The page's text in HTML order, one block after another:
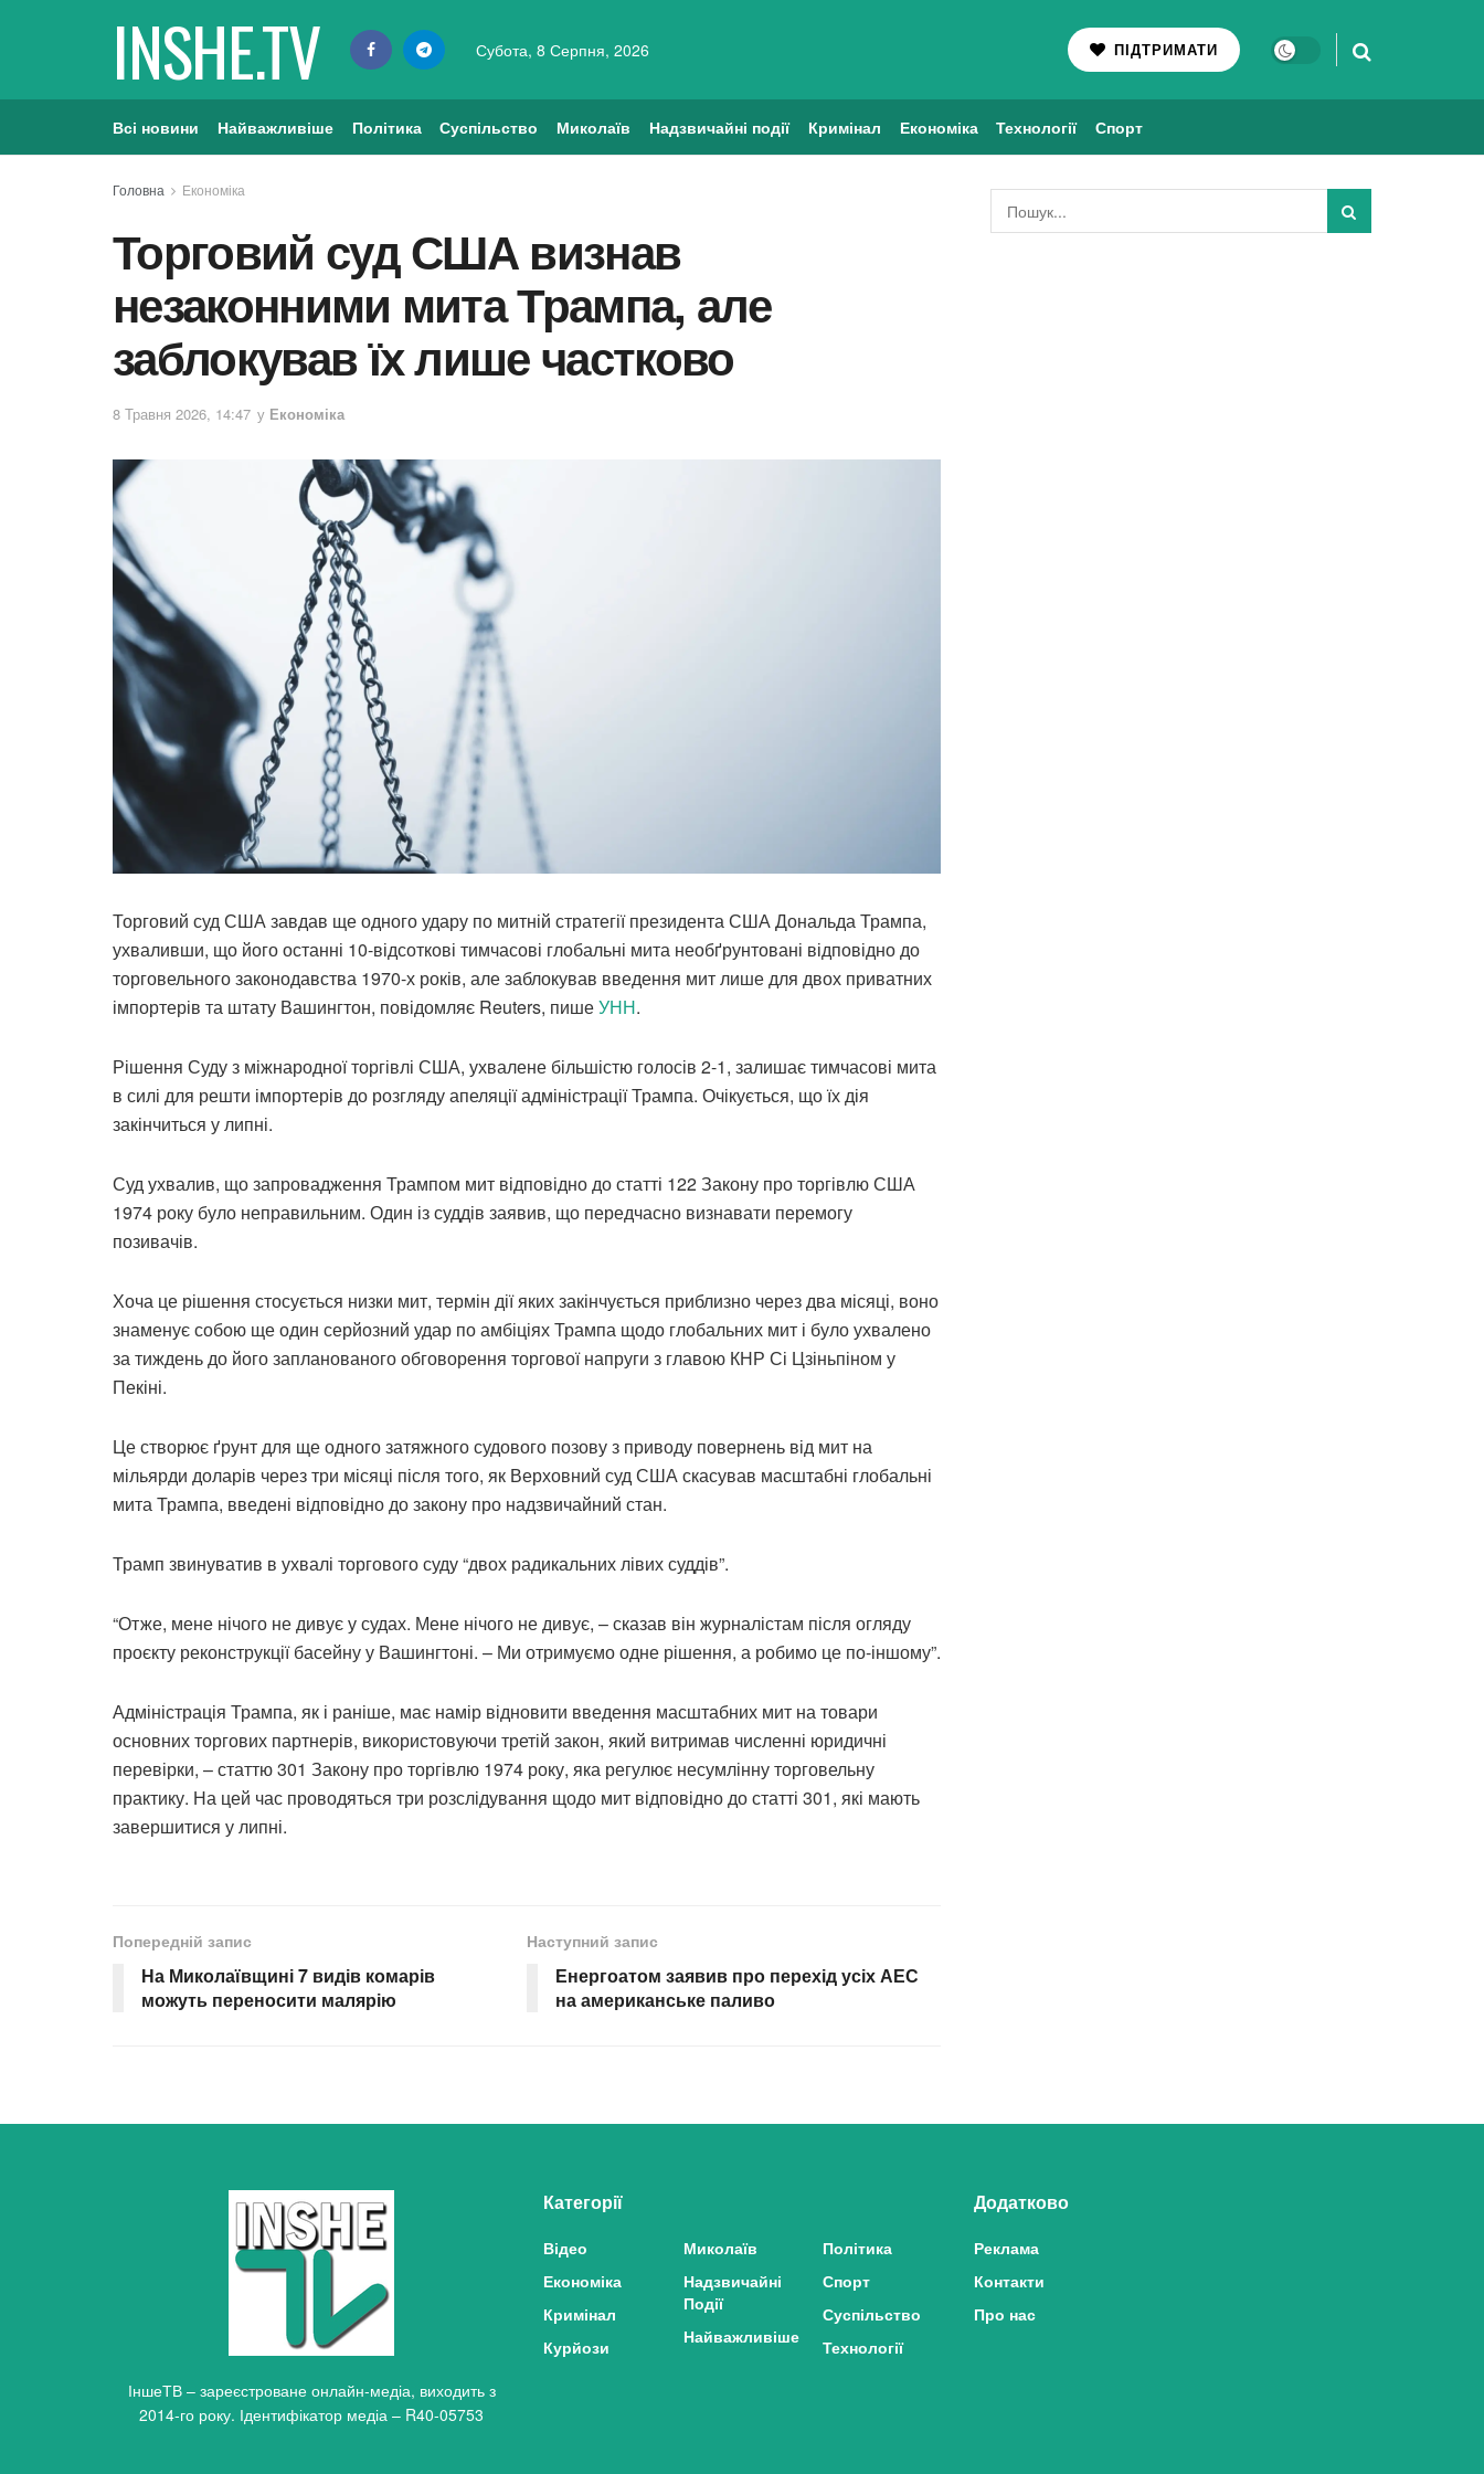
INSHE.TV Субота, 8 Серпня, 2026 ПІДТРИМАТИ
Всі новини Найважливіше Політика Суспільство Миколаїв Надзвичайні події Кримінал Економіка Технології Спорт
Головна Економіка
Торговий суд США визнав
незаконними мита Трампа, але
заблокував їх лише частково
8 Травня 2026, 14:47 у Економіка
Торговий суд США завдав ще одного удару по митній стратегії президента США Дональда Трампа,
ухваливши, що його останні 10-відсоткові тимчасові глобальні мита необґрунтовані відповідно до
торговельного законодавства 1970-х років, але заблокував введення мит лише для двох приватних
імпортерів та штату Вашингтон, повідомляє Reuters, пишеУНН.
Рішення Суду з міжнародної торгівлі США, ухвалене більшістю голосів 2-1, залишає тимчасові мита
в силі для решти імпортерів до розгляду апеляції адміністрації Трампа. Очікується, що їх дія
закінчиться у липні.
Суд ухвалив, що запровадження Трампом мит відповідно до статті 122 Закону про торгівлю США
1974 року було неправильним. Один із суддів заявив, що передчасно визнавати перемогу
позивачів.
Хоча це рішення стосується низки мит, термін дії яких закінчується приблизно через два місяці, воно
знаменує собою ще один серйозний удар по амбіціях Трампа щодо глобальних мит і було ухвалено
за тиждень до його запланованого обговорення торгової напруги з главою КНР Сі Цзіньпіном у
Пекіні.
Це створює ґрунт для ще одного затяжного судового позову з приводу повернень від мит на
мільярди доларів через три місяці після того, як Верховний суд США скасував масштабні глобальні
мита Трампа, введені відповідно до закону про надзвичайний стан.
Трамп звинуватив в ухвалі торгового суду “двох радикальних лівих суддів”.
“Отже, мене нічого не дивує у судах. Мене нічого не дивує, – сказав він журналістам після огляду
проєкту реконструкції басейну у Вашингтоні. – Ми отримуємо одне рішення, а робимо це по-іншому”.
Адміністрація Трампа, як і раніше, має намір відновити введення масштабних мит на товари
основних торгових партнерів, використовуючи третій закон, який витримав численні юридичні
перевірки, – статтю 301 Закону про торгівлю 1974 року, яка регулює несумлінну торговельну
практику. На цей час проводяться три розслідування щодо мит відповідно до статті 301, які мають
завершитися у липні.
Попередній запис
На Миколаївщині 7 видів комарів
можуть переносити малярію
Наступний запис
Енергоатом заявив про перехід усіх АЕС
на американське паливо
ІншеТВ – зареєстроване онлайн-медіа, виходить з
2014-го року. Ідентифікатор медіа – R40-05753
Категорії
Відео
Економіка
Кримінал
Курйози
Миколаїв
Надзвичайні
Події
Найважливіше
Політика
Спорт
Суспільство
Технології
Додатково
Реклама
Контакти
Про нас